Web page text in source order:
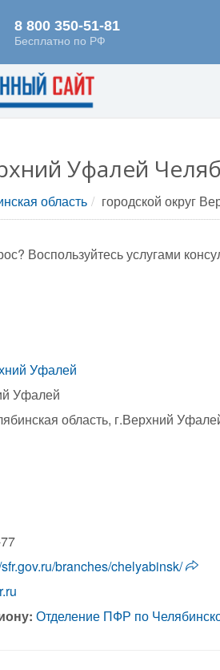
Уфалей
область городской округ
Воспользуйтесь услугами
Уфалей
Уфалей
область, г.Верхний
branches/chelyabinsk/
Отделение ПФР по